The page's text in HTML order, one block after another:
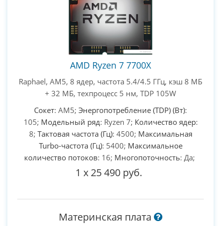
AMD Ryzen 7 7700X
Raphael, AM5, 8 ядер, частота 5.4/4.5 ГГц, кэш 8 МБ
+ 32 МБ, техпроцесс 5 нм, TDP 105W
Сокет: AM5; Энергопотребление (TDP) (Вт):
105; Модельный ряд: Ryzen 7; Количество ядер:
8; Тактовая частота (Гц): 4500; Максимальная
Turbo-частота (Гц): 5400; Максимальное
количество потоков: 16; Многопоточность: Да;
1 x 25 490 руб.
Материнская плата